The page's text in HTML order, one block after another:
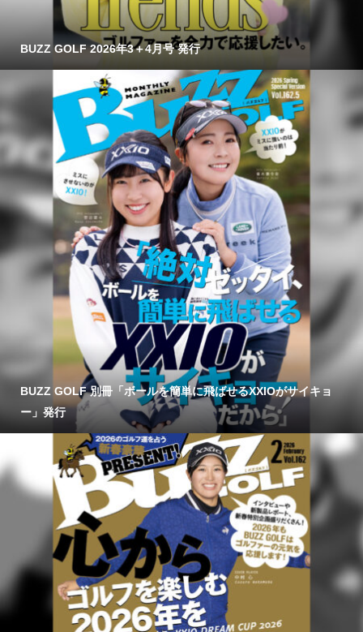
BUZZ GOLF 2026年3＋4月号 発行
BUZZ GOLF 別冊「ボールを簡単に飛ばせるXXIOがサイキョ
ー」発行